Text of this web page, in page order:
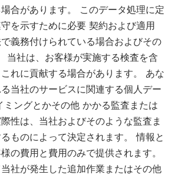
合があります。 このデータ処理に定
を示すために必要 契約および適用
義務付けられている場合およびその
当社は、お客様が実施する検査を含
れに貢献する場合があります。 あな
当社のサービスに関連する個人デー
ミングとかその他 かかる監査または
性は、当社およびそのような監査ま
ものによって決定されます。 情報と
の費用と費用のみで提供されます。
社が発生した追加作業またはその他